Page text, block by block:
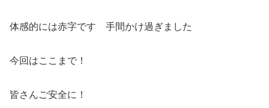
体感的には赤字です 手間かけ過ぎました
今回はここまで！
皆さんご安全に！